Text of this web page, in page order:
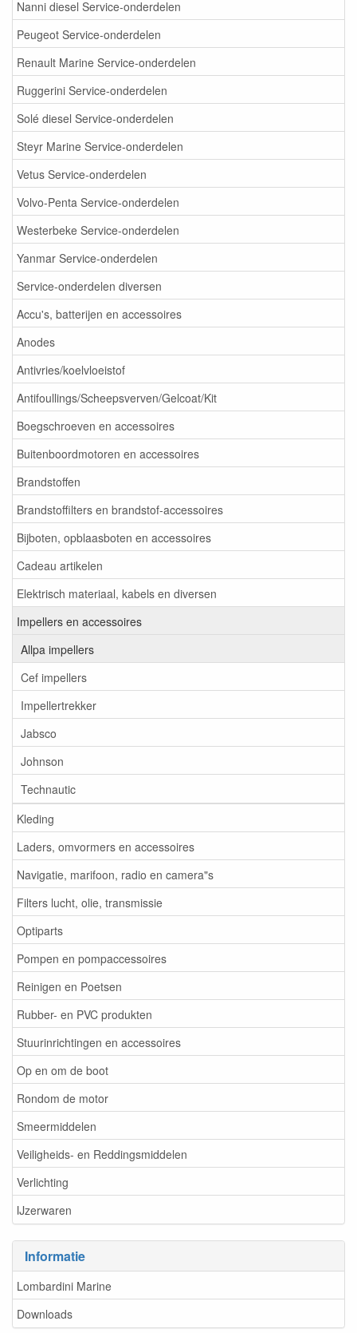
Nanni diesel Service-onderdelen
Peugeot Service-onderdelen
Renault Marine Service-onderdelen
Ruggerini Service-onderdelen
Solé diesel Service-onderdelen
Steyr Marine Service-onderdelen
Vetus Service-onderdelen
Volvo-Penta Service-onderdelen
Westerbeke Service-onderdelen
Yanmar Service-onderdelen
Service-onderdelen diversen
Accu's, batterijen en accessoires
Anodes
Antivries/koelvloeistof
Antifoullings/Scheepsverven/Gelcoat/Kit
Boegschroeven en accessoires
Buitenboordmotoren en accessoires
Brandstoffen
Brandstoffilters en brandstof-accessoires
Bijboten, opblaasboten en accessoires
Cadeau artikelen
Elektrisch materiaal, kabels en diversen
Impellers en accessoires
Allpa impellers
Cef impellers
Impellertrekker
Jabsco
Johnson
Technautic
Kleding
Laders, omvormers en accessoires
Navigatie, marifoon, radio en camera"s
Filters lucht, olie, transmissie
Optiparts
Pompen en pompaccessoires
Reinigen en Poetsen
Rubber- en PVC produkten
Stuurinrichtingen en accessoires
Op en om de boot
Rondom de motor
Smeermiddelen
Veiligheids- en Reddingsmiddelen
Verlichting
IJzerwaren
Informatie
Lombardini Marine
Downloads